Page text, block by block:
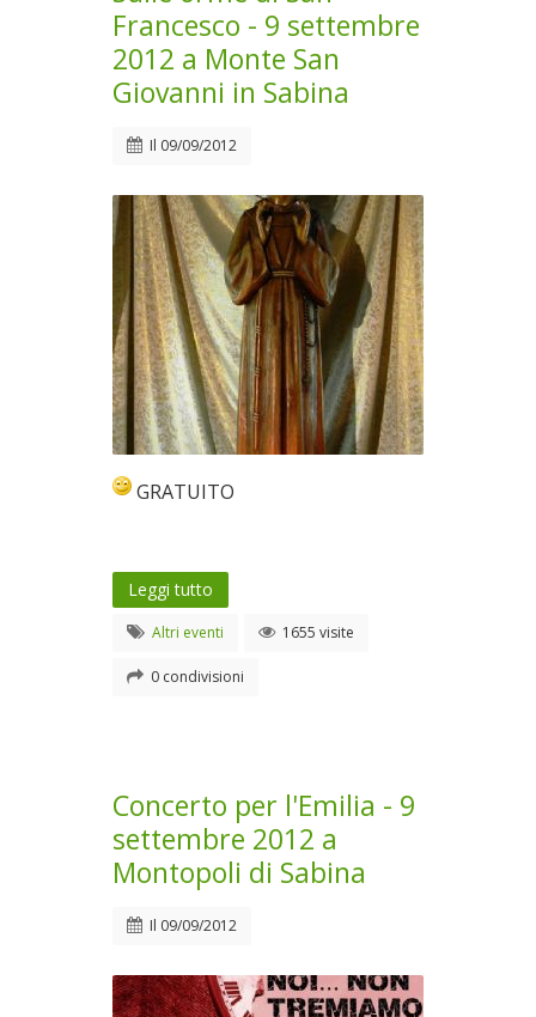
Francesco - 9 settembre
2012 a Monte San
Giovanni in Sabina
Il 09/09/2012
GRATUITO
Leggi tutto
Altri eventi 1655 visite
0 condivisioni
Concerto per l'Emilia - 9
settembre 2012 a
Montopoli di Sabina
Il 09/09/2012